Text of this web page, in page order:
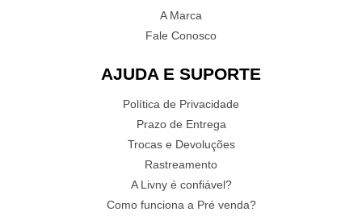
A Marca
Fale Conosco
AJUDA E SUPORTE
Política de Privacidade
Prazo de Entrega
Trocas e Devoluções
Rastreamento
A Livny é confiável?
Como funciona a Pré venda?